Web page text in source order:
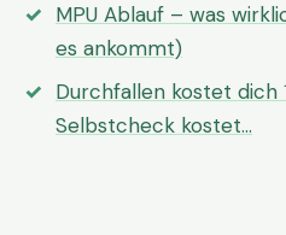
MPU Ablauf – was
es ankommt)
Durchfallen kostet dich
Selbstcheck kostet…